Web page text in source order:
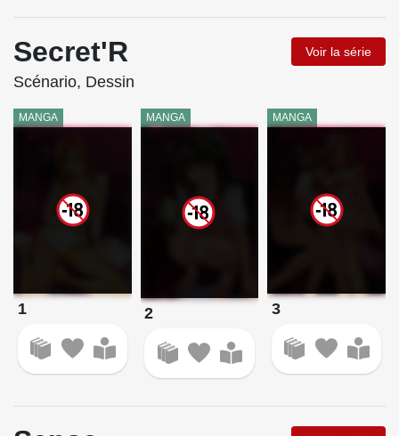
Secret'R Voir la série
Scénario, Dessin
MANGA
1
MANGA
2
MANGA
3